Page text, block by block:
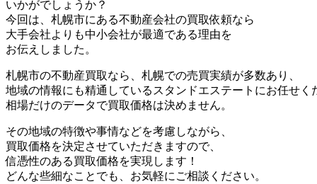
いかがでしょうか？
今回は、札幌市にある不動産会社の買取依頼なら
大手会社よりも中小会社が最適である理由を
お伝えしました。
札幌市の不動産買取なら、札幌での売買実績が多数あり、
地域の情報にも精通しているスタンドエステートにお任せく
相場だけのデータで買取価格は決めません。
その地域の特徴や事情などを考慮しながら、
買取価格を決定させていただきますので、
信憑性のある買取価格を実現します！
どんな些細なことでも、お気軽にご相談ください。